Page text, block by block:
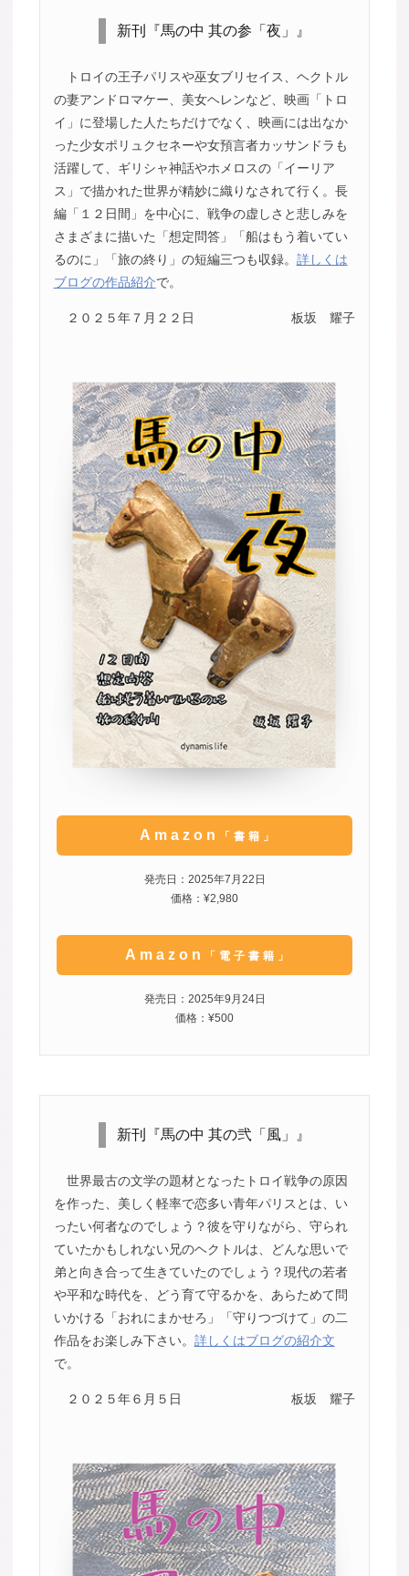
新刊『馬の中 其の参「夜」』
トロイの王子パリスや巫女ブリセイス、ヘクトル
の妻アンドロマケー、美女ヘレンなど、映画「トロ
イ」に登場した人たちだけでなく、映画には出なか
った少女ポリュクセネーや女預言者カッサンドラも
活躍して、ギリシャ神話やホメロスの「イーリア
ス」で描かれた世界が精妙に織りなされて行く。長
編「１２日間」を中心に、戦争の虚しさと悲しみを
さまざまに描いた「想定問答」「船はもう着いてい
るのに」「旅の終り」の短編三つも収録。 詳しくは
ブログの作品紹介で。
２０２５年７月２２日 板坂 耀子
Amazon 「書籍」
発売日：2025年7月22日
価格：¥2,980
Amazon 「電子書籍」
発売日：2025年9月24日
価格：¥500
新刊『馬の中 其の弐「風」』
世界最古の文学の題材となったトロイ戦争の原因
を作った、美しく軽率で恋多い青年パリスとは、い
ったい何者なのでしょう？彼を守りながら、守られ
ていたかもしれない兄のヘクトルは、どんな思いで
弟と向き合って生きていたのでしょう？現代の若者
や平和な時代を、どう育て守るかを、あらためて問
いかける「おれにまかせろ」「守りつづけて」の二
作品をお楽しみ下さい。 詳しくはブログの紹介文
で。
２０２５年６月５日 板坂 耀子